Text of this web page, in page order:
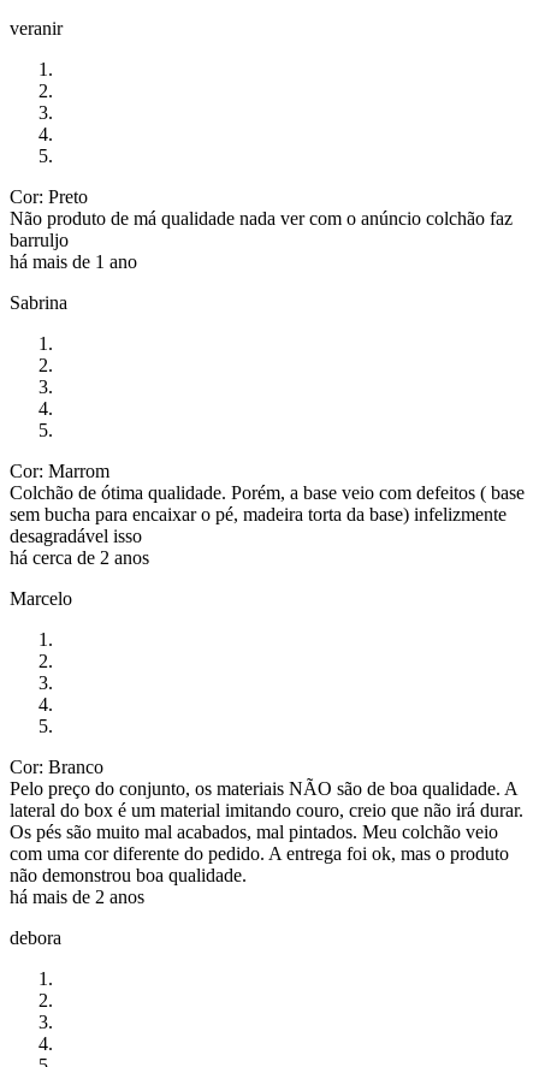
veranir
Cor: Preto
Não produto de má qualidade nada ver com o anúncio colchão faz
barruljo
há mais de 1 ano
Sabrina
Cor: Marrom
Colchão de ótima qualidade. Porém, a base veio com defeitos ( base
sem bucha para encaixar o pé, madeira torta da base) infelizmente
desagradável isso
há cerca de 2 anos
Marcelo
Cor: Branco
Pelo preço do conjunto, os materiais NÃO são de boa qualidade. A
lateral do box é um material imitando couro, creio que não irá durar.
Os pés são muito mal acabados, mal pintados. Meu colchão veio
com uma cor diferente do pedido. A entrega foi ok, mas o produto
não demonstrou boa qualidade.
há mais de 2 anos
debora